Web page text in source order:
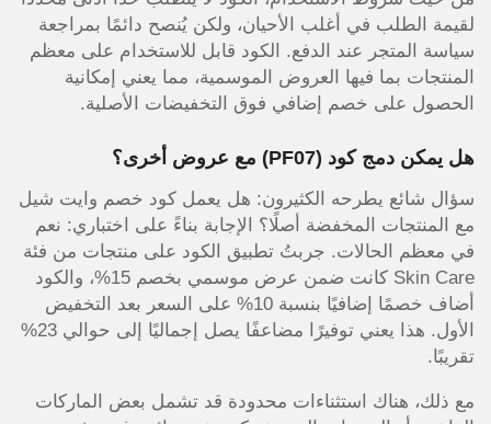
لقيمة الطلب في أغلب الأحيان، ولكن يُنصح دائمًا بمراجعة
سياسة المتجر عند الدفع. الكود قابل للاستخدام على معظم
المنتجات بما فيها العروض الموسمية، مما يعني إمكانية
الحصول على خصم إضافي فوق التخفيضات الأصلية.
هل يمكن دمج كود (PF07) مع عروض أخرى؟
سؤال شائع يطرحه الكثيرون: هل يعمل كود خصم وايت شيل
مع المنتجات المخفضة أصلًا؟ الإجابة بناءً على اختباري: نعم
في معظم الحالات. جربتُ تطبيق الكود على منتجات من فئة
Skin Care كانت ضمن عرض موسمي بخصم 15%، والكود
أضاف خصمًا إضافيًا بنسبة 10% على السعر بعد التخفيض
الأول. هذا يعني توفيرًا مضاعفًا يصل إجماليًا إلى حوالي 23%
تقريبًا.
مع ذلك، هناك استثناءات محدودة قد تشمل بعض الماركات